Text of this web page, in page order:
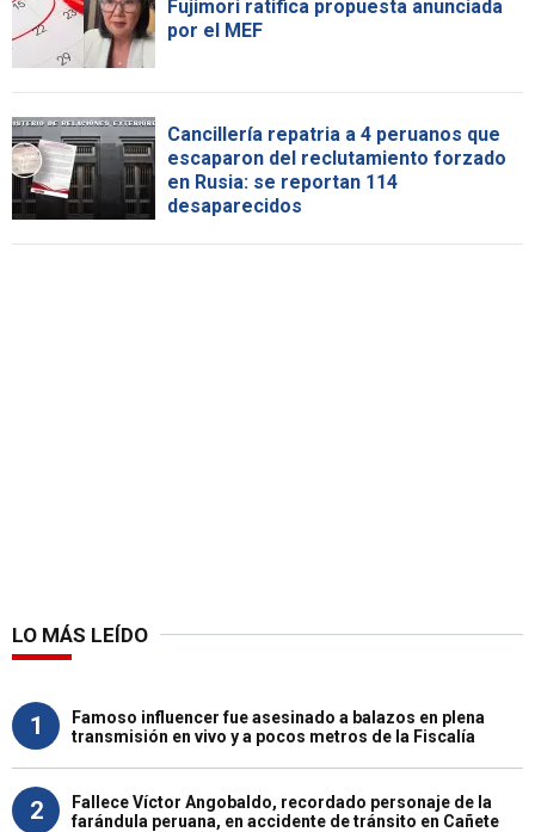
Fujimori ratifica propuesta anunciada
por el MEF
Cancillería repatria a 4 peruanos que
escaparon del reclutamiento forzado
en Rusia: se reportan 114
desaparecidos
LO MÁS LEÍDO
1
Famoso influencer fue asesinado a balazos en plena
transmisión en vivo y a pocos metros de la Fiscalía
2
Fallece Víctor Angobaldo, recordado personaje de la
farándula peruana, en accidente de tránsito en Cañete